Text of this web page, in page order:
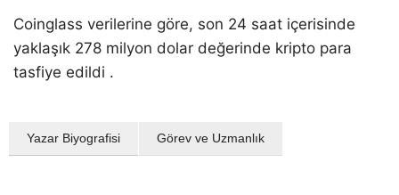
Coinglass verilerine göre, son 24 saat içerisinde
yaklaşık 278 milyon dolar değerinde kripto para
tasfiye edildi .
Yazar Biyografisi Görev ve Uzmanlık